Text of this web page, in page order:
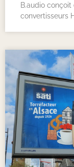
B.audio
convertisseurs